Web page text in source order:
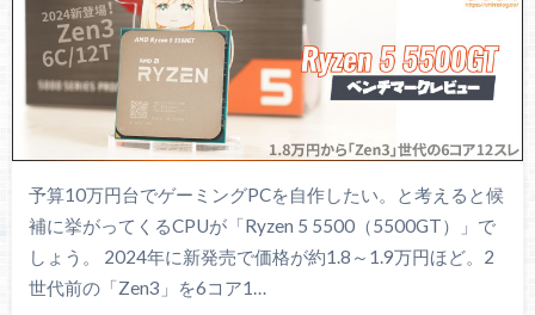
予算10万円台でゲーミングPCを自作したい。と考えると候
補に挙がってくるCPUが「Ryzen 5 5500（5500GT）」で
しょう。 2024年に新発売で価格が約1.8～1.9万円ほど。2
世代前の「Zen3」を6コア1…